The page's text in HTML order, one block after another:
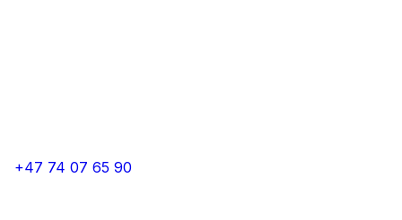
+47 74 07 65 90